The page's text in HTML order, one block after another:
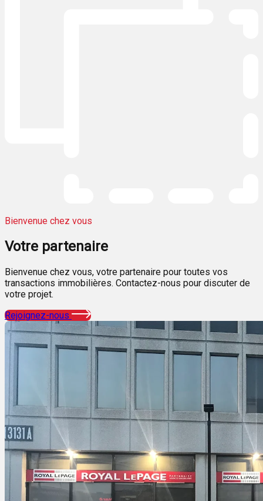
Bienvenue chez vous
Votre partenaire
Bienvenue chez vous, votre partenaire pour toutes vos
transactions immobilières. Contactez-nous pour discuter de
votre projet.
Rejoignez-nous